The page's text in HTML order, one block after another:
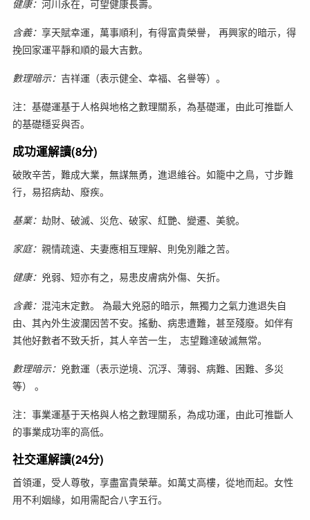
健康： 河川永在，可望健康長壽。
含義： 享天賦幸運，萬事順利，有得富貴榮譽， 再興家的暗示，得
挽回家運平靜和順的最大吉數。
數理暗示： 吉祥運（表示健全、幸福、名譽等）。
注：基礎運基于人格與地格之數理關系，為基礎運，由此可推斷人
的基礎穩妥與否。
成功運解讀(8分)
破敗辛苦，難成大業，無謀無勇，進退維谷。如籠中之鳥，寸步難
行，易招病劫、廢疾。
基業： 劫財、破滅、災危、破家、紅艷、變遷、美貌。
家庭： 親情疏遠、夫妻應相互理解、則免別離之苦。
健康： 兇弱、短亦有之，易患皮膚病外傷、矢折。
含義： 混沌末定數。 為最大兇惡的暗示，無獨力之氣力進退失自
由、其內外生波瀾因苦不安。搖動、病患遭難，甚至殘廢。如伴有
其他好數者不致夭折，其人辛苦一生， 志望難達破滅無常。
數理暗示： 兇數運（表示逆境、沉浮、薄弱、病難、困難、多災
等） 。
注：事業運基于天格與人格之數理關系，為成功運，由此可推斷人
的事業成功率的高低。
社交運解讀(24分)
首領運，受人尊敬，享盡富貴榮華。如萬丈高樓，從地而起。女性
用不利姻緣，如用需配合八字五行。